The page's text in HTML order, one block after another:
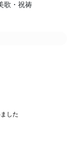
歌・祝祷
した